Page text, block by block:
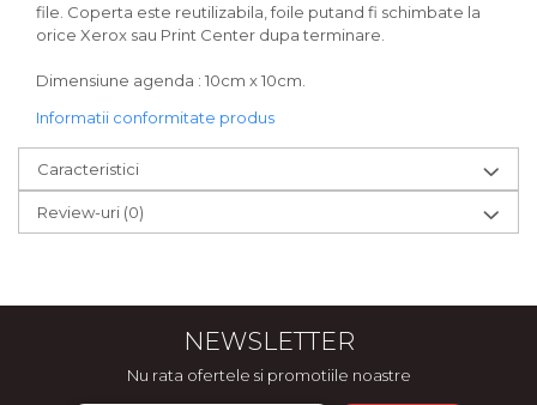
file. Coperta este reutilizabila, foile putand fi schimbate la
orice Xerox sau Print Center dupa terminare.
Dimensiune agenda : 10cm x 10cm.
Informatii conformitate produs
Caracteristici
Review-uri (0)
NEWSLETTER
Nu rata ofertele si promotiile noastre